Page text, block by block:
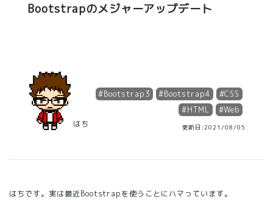
Bootstrapのメジャーアップデート
はち
#Bootstrap3 #Bootstrap4 #CSS
#HTML #Web
更新日:2021/08/05
はちです。実は最近Bootstrapを使うことにハマっています。